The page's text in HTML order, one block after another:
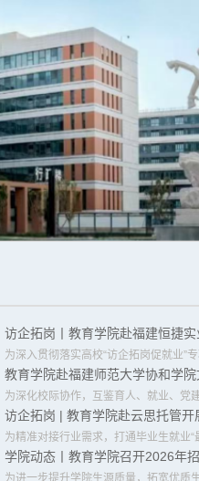
学院动态丨教育学院召开2026年